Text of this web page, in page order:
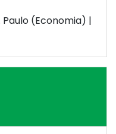
Paulo (Economia) |